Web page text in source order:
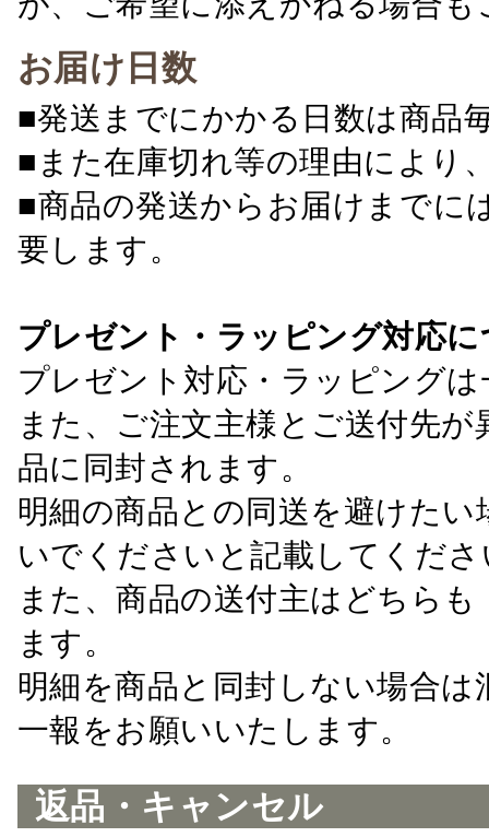
お届け日数
■発送までにかかる日数は商品
■また在庫切れ等の理由により
■商品の発送からお届けまでに
要します。
プレゼント・ラッピング対応
プレゼント対応・ラッピング
また、ご注文主様とご送付先
品に同封されます。
明細の商品との同送を避けた
いでくださいと記載してくださ
また、商品の送付主はどちら
ます。
明細を商品と同封しない場合
一報をお願いいたします。
返品・キャンセル